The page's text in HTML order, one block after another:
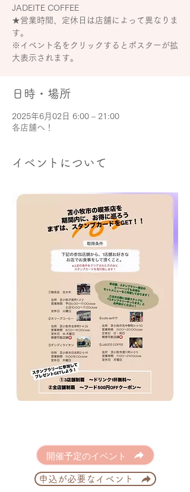
JADEITE COFFEE
★営業時間、定休日は店舗によって異なりま
す。
※イベント名をクリックするとポスターが拡
大表示されます。
日時・場所
2025年6月02日 6:00 – 21:00
各店舗へ！
イベントについて
開催予定のイベント
申込が必要なイベント